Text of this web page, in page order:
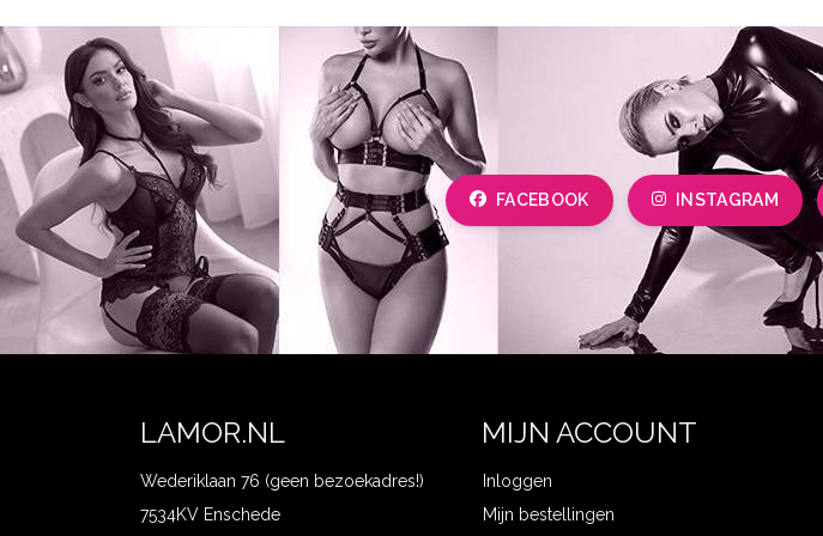
FACEBOOK INSTAGRAM
LAMOR.NL
Wederiklaan 76 (geen bezoekadres!)
7534KV Enschede
MIJN ACCOUNT
Inloggen
Mijn bestellingen